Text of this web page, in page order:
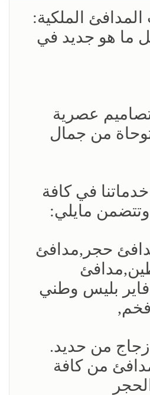
الملكية:
ما هو جديد في
عصرية
من جمال
في كافة
وتتضمن مايلي:
حجر,مدافئ
بليس وطني
من حديد.
من كافة